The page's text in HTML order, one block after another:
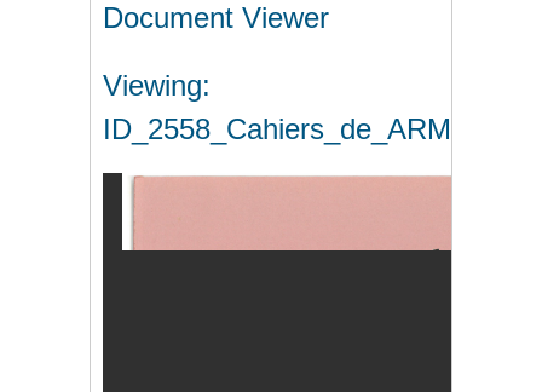
Document Viewer
Viewing:
ID_2558_Cahiers_de_ARM.pdf